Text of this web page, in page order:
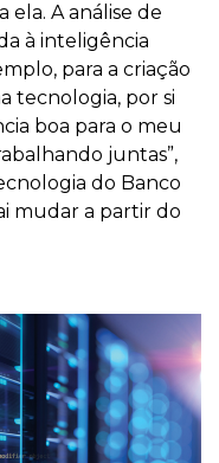
ela. A análise de
à inteligência
para a criação
tecnologia, por si
boa para o meu
juntas”,
do Banco
mudar a partir do